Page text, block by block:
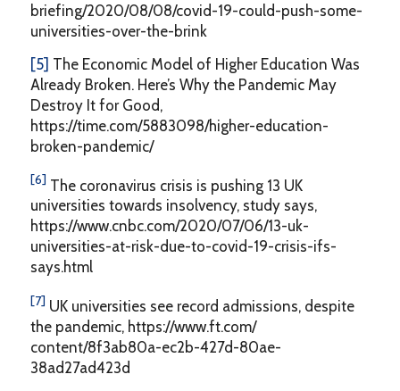
briefing/2020/08/08/covid-19-could-push-some-
universities-over-the-brink
[5] The Economic Model of Higher Education Was
Already Broken. Here’s Why the Pandemic May
Destroy It for Good,
https://time.com/5883098/higher-education-
broken-pandemic/
[6] The coronavirus crisis is pushing 13 UK
universities towards insolvency, study says,
https://www.cnbc.com/2020/07/06/13-uk-
universities-at-risk-due-to-covid-19-crisis-ifs-
says.html
[7] UK universities see record admissions, despite
the pandemic, https://www.ft.com/
content/8f3ab80a-ec2b-427d-80ae-
38ad27ad423d